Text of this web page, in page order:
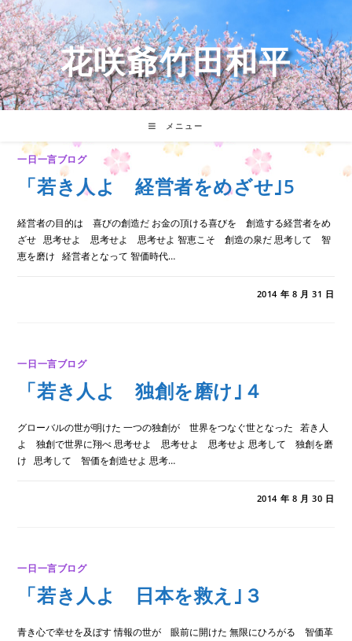
コ
ン
テ
ン
ツ
へ
ス
花咲爺竹田和平
メニュー
一日一言ブログ
「若き人よ 経営者をめざせ｣5
経営者の目的は 喜びの創造だ お金の頂ける喜びを 創造する経営者をめ
ざせ 思考せよ 思考せよ 思考せよ 智恵こそ 創造の泉だ 思考して 智
恵を磨け 経営者となって 智価時代…
を
ざ
せ｣
2014 年 8 月 31 日
一日一言ブログ
「若き人よ 独創を磨け｣４
グローバルの世が明けた 一つの独創が 世界をつなぐ世となった 若き人
よ 独創で世界に翔べ 思考せよ 思考せよ 思考せよ 思考して 独創を磨
け 思考して 智価を創造せよ 思考…
磨
４
は
2014 年 8 月 30 日
一日一言ブログ
「若き人よ 日本を救え｣３
青き心で幸せを及ぼす 情報の世が 眼前に開けた 無限にひろがる 智価革